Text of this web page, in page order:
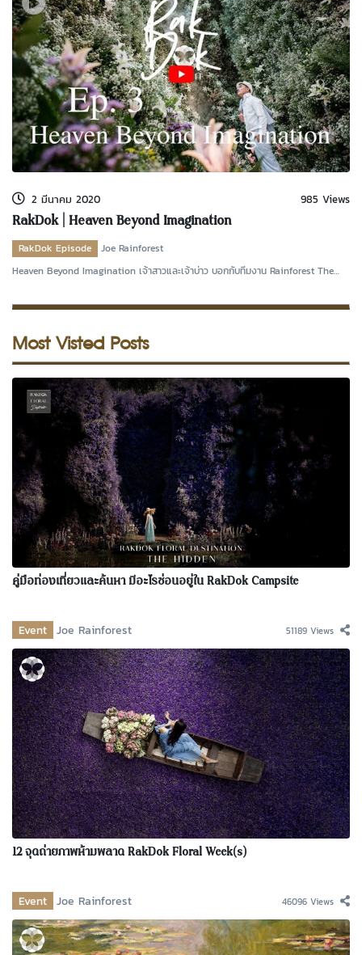
2 มีนาคม 2020 985 Views
RakDok | Heaven Beyond Imagination
RakDok Episode
Joe Rainforest
Heaven Beyond Imagination เจ้าสาวและเจ้าบ่าว บอกกับทีมงาน Rainforest The
Most Visted Posts
คู่มือท่องเที่ยวและค้นหา มีอะไรซ่อนอยู่ใน RakDok Campsite
Event Joe Rainforest 51189 Views
12 จุดถ่ายภาพห้ามพลาด RakDok Floral Week(s)
Event Joe Rainforest 46096 Views